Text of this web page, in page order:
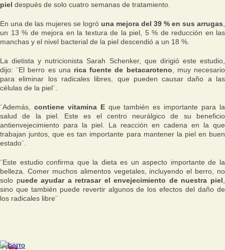
piel después de solo cuatro semanas de tratamiento.
En una de las mujeres se logró una mejora del 39 % en sus arrugas
un 13 % de mejora en la textura de la piel, 5 % de reducción en las
manchas y el nivel bacterial de la piel descendió a un 18 %.
La dietista y nutricionista Sarah Schenker, que dirigió este estudio,
dijo: ¨El berro es una rica fuente de betacaroteno , muy necesario
para eliminar los radicales libres, que pueden causar daño a las
células de la piel¨.
¨Además, contiene vitamina Eque también es importante para la
salud de la piel. Este es el centro neurálgico de su beneficio
antienvejecimiento para la piel. La reacción en cadena en la que
trabajan juntos, que es tan importante para mantener la piel en buen
estado¨.
¨Este estudio confirma que la dieta es un aspecto importante de la
belleza. Comer muchos alimentos vegetales, incluyendo el berro, no
solo puede ayudar a retrasar el envejecimiento de nuestra piel
sino que también puede revertir algunos de los efectos del daño de
los radicales libre¨